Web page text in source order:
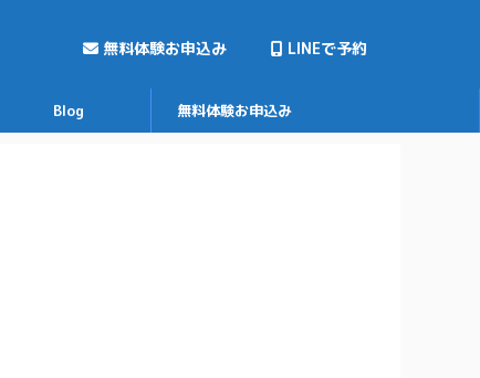
無料体験お申込み LINEで予約
Blog 無料体験お申込み